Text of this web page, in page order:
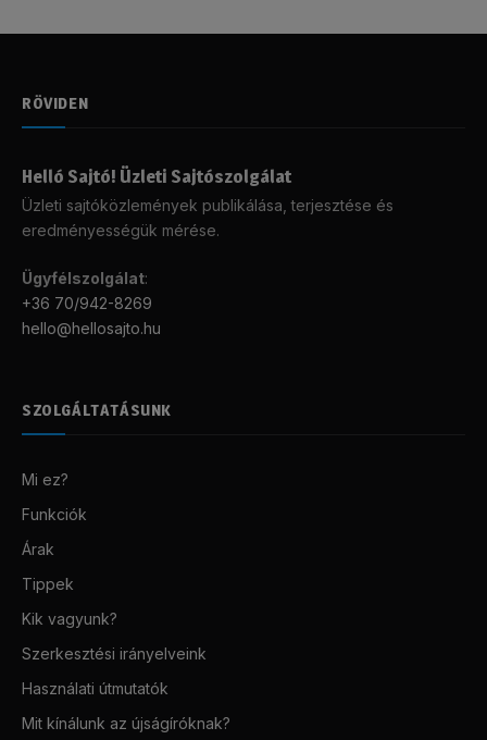
RÖVIDEN
Helló Sajtó! Üzleti Sajtószolgálat
Üzleti sajtóközlemények publikálása, terjesztése és
eredményességük mérése.
Ügyfélszolgálat:
+36 70/942-8269
hello@hellosajto.hu
SZOLGÁLTATÁSUNK
Mi ez?
Funkciók
Árak
Tippek
Kik vagyunk?
Szerkesztési irányelveink
Használati útmutatók
Mit kínálunk az újságíróknak?